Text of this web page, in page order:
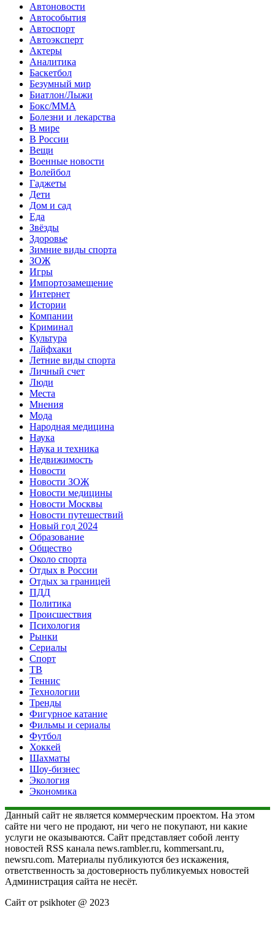
Автоновости
Автособытия
Автоспорт
Автоэксперт
Актеры
Аналитика
Баскетбол
Безумный мир
Биатлон/Лыжи
Бокс/MMA
Болезни и лекарства
В мире
В России
Вещи
Военные новости
Волейбол
Гаджеты
Дети
Дом и сад
Еда
Звёзды
Здоровье
Зимние виды спорта
ЗОЖ
Игры
Импортозамещение
Интернет
Истории
Компании
Криминал
Культура
Лайфхаки
Летние виды спорта
Личный счет
Люди
Места
Мнения
Мода
Народная медицина
Наука
Наука и техника
Недвижимость
Новости
Новости ЗОЖ
Новости медицины
Новости Москвы
Новости путешествий
Новый год 2024
Образование
Общество
Около спорта
Отдых в России
Отдых за границей
ПДД
Политика
Происшествия
Психология
Рынки
Сериалы
Спорт
ТВ
Теннис
Технологии
Тренды
Фигурное катание
Фильмы и сериалы
Футбол
Хоккей
Шахматы
Шоу-бизнес
Экология
Экономика
Данный сайт не является коммерческим проектом. На этом
сайте ни чего не продают, ни чего не покупают, ни какие
услуги не оказываются. Сайт представляет собой ленту
новостей RSS канала news.rambler.ru, kommersant.ru,
newsru.com. Материалы публикуются без искажения,
ответственность за достоверность публикуемых новостей
Администрация сайта не несёт.
Сайт от psikhoter @ 2023